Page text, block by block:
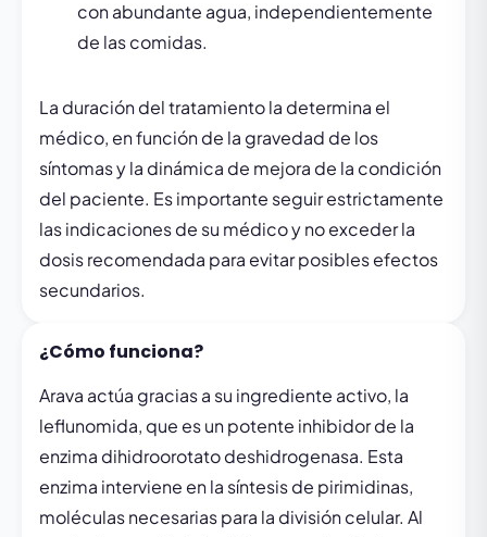
con abundante agua, independientemente
de las comidas.
La duración del tratamiento la determina el
médico, en función de la gravedad de los
síntomas y la dinámica de mejora de la condición
del paciente. Es importante seguir estrictamente
las indicaciones de su médico y no exceder la
dosis recomendada para evitar posibles efectos
secundarios.
¿Cómo funciona?
Arava actúa gracias a su ingrediente activo, la
leflunomida, que es un potente inhibidor de la
enzima dihidroorotato deshidrogenasa. Esta
enzima interviene en la síntesis de pirimidinas,
moléculas necesarias para la división celular. Al